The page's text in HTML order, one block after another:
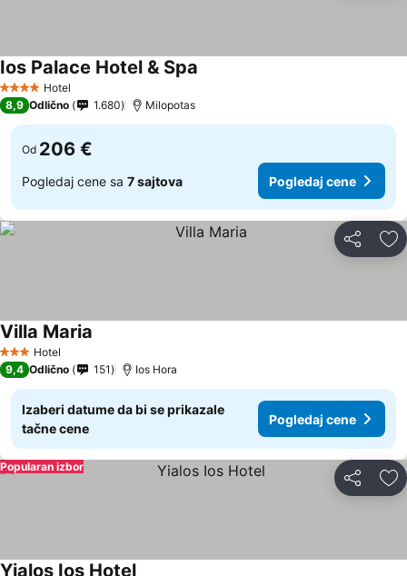
4 ZvezdiceHotel
Ios Palace Hotel & Spa
8,9 Odlično 1.680 Milopotas
Od 206 €
Pogledaj cene sa 7 sajtova Pogledaj cene
Deli
3 Zvezdice
Hotel
Villa Maria
9,4 Odlično 151 Ios Hora
Izaberi datume da bi se prikazale
tačne cene
Pogledaj cene
Deli
Popularan izbor
Yialos Ios Hotel